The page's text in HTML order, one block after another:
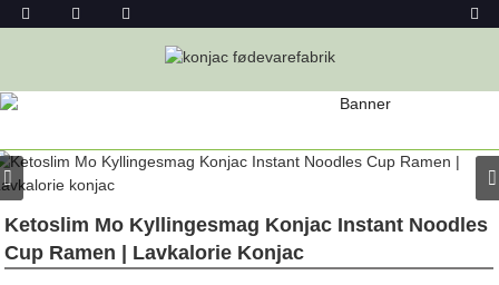
Konjac-Nudler
Konjac Instant
Ketoslim Mo Kyllingesmag Konjac Instant Noodles
Cup Ramen | Lavkalorie Konjac